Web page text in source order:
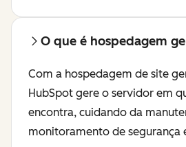
O que é hospedagem
Com a hospedagem de site
HubSpot gere o servidor em
encontra, cuidando da
monitoramento de segurança